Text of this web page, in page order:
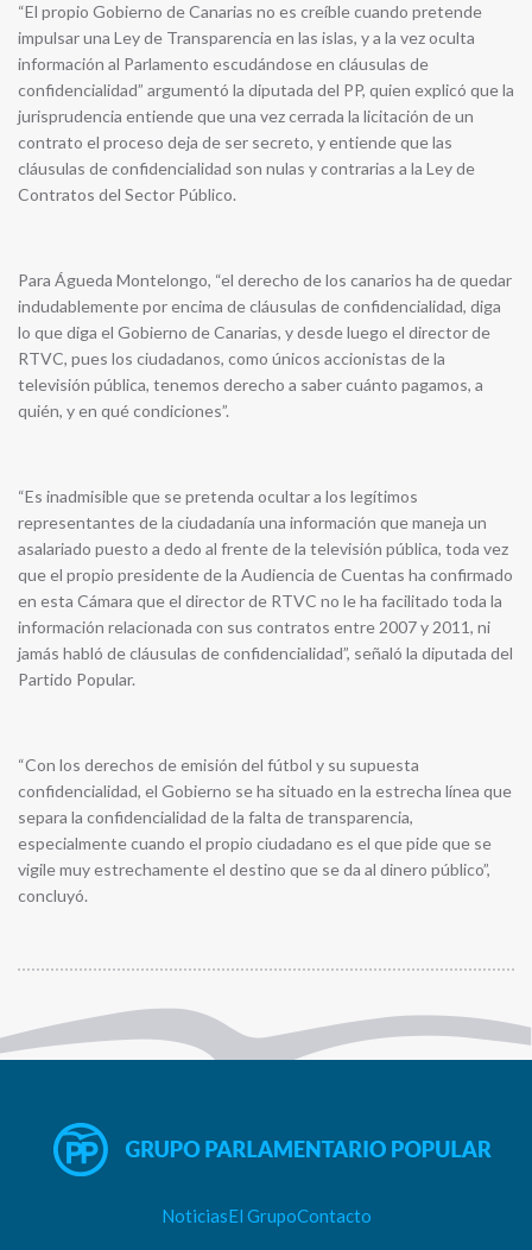
“El propio Gobierno de Canarias no es creíble cuando pretende
impulsar una Ley de Transparencia en las islas, y a la vez oculta
información al Parlamento escudándose en cláusulas de
confidencialidad” argumentó la diputada del PP, quien explicó que la
jurisprudencia entiende que una vez cerrada la licitación de un
contrato el proceso deja de ser secreto, y entiende que las
cláusulas de confidencialidad son nulas y contrarias a la Ley de
Contratos del Sector Público.
Para Águeda Montelongo, “el derecho de los canarios ha de quedar
indudablemente por encima de cláusulas de confidencialidad, diga
lo que diga el Gobierno de Canarias, y desde luego el director de
RTVC, pues los ciudadanos, como únicos accionistas de la
televisión pública, tenemos derecho a saber cuánto pagamos, a
quién, y en qué condiciones”.
“Es inadmisible que se pretenda ocultar a los legítimos
representantes de la ciudadanía una información que maneja un
asalariado puesto a dedo al frente de la televisión pública, toda vez
que el propio presidente de la Audiencia de Cuentas ha confirmado
en esta Cámara que el director de RTVC no le ha facilitado toda la
información relacionada con sus contratos entre 2007 y 2011, ni
jamás habló de cláusulas de confidencialidad”, señaló la diputada del
Partido Popular.
“Con los derechos de emisión del fútbol y su supuesta
confidencialidad, el Gobierno se ha situado en la estrecha línea que
separa la confidencialidad de la falta de transparencia,
especialmente cuando el propio ciudadano es el que pide que se
vigile muy estrechamente el destino que se da al dinero público”,
concluyó.
NoticiasEl GrupoContacto